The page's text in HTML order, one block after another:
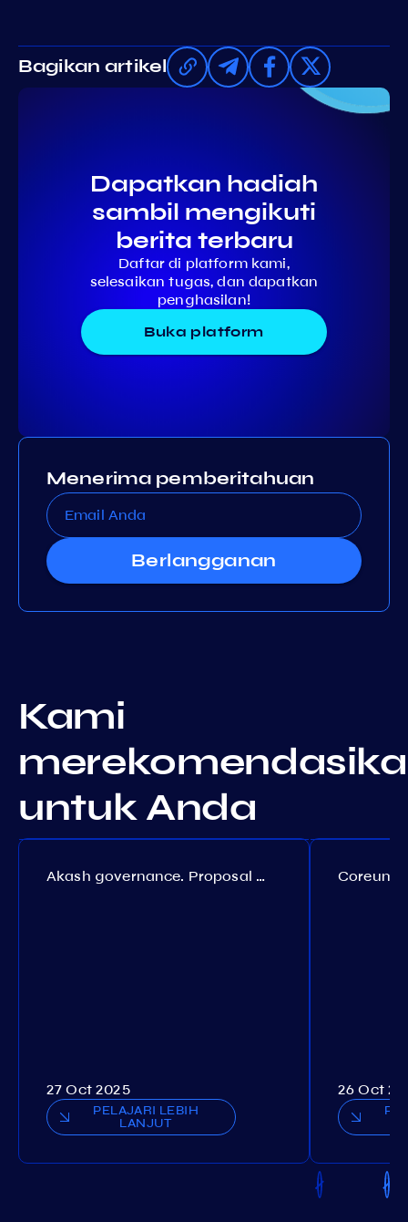
Bagikan artikel
Dapatkan hadiah
sambil mengikuti
berita terbaru
Daftar di platform kami,
selesaikan tugas, dan dapatkan
penghasilan!
Buka platform
Menerima pemberitahuan
Berlangganan
Kami
untuk Anda
Akash governance. Proposal №308
27 Oct 2025
PELAJARI LEBIH
LANJUT
26 Oct